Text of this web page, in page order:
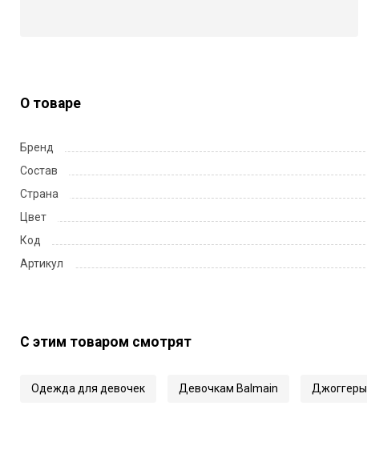
О товаре
Бренд
Состав
Страна
Цвет
Код
Артикул
С этим товаром смотрят
Одежда для девочек Девочкам Balmain Джоггеры